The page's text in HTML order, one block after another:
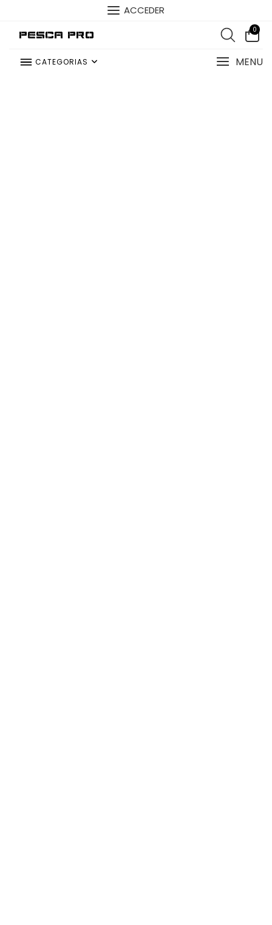
ACCEDER
Pesca Pro 0
CATEGORIAS MENU